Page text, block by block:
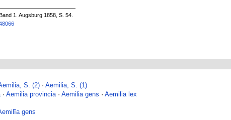
1. Augsburg 1858, S. 54.
S. (2) ·Aemilia, S. (1)
·Aemilia provincia ·Aemilia gens ·Aemilia lex
gens